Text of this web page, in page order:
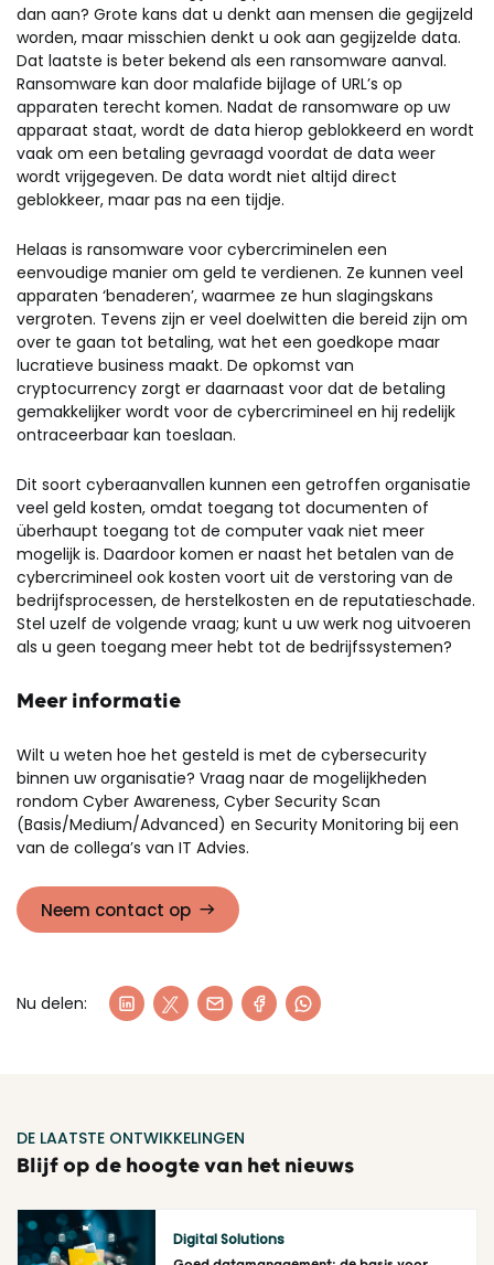
dan aan? Grote kans dat u denkt aan mensen die gegijzeld
worden, maar misschien denkt u ook aan gegijzelde data.
Dat laatste is beter bekend als een ransomware aanval.
Ransomware kan door malafide bijlage of URL’s op
apparaten terecht komen. Nadat de ransomware op uw
apparaat staat, wordt de data hierop geblokkeerd en wordt
vaak om een betaling gevraagd voordat de data weer
wordt vrijgegeven. De data wordt niet altijd direct
geblokkeer, maar pas na een tijdje.
Helaas is ransomware voor cybercriminelen een
eenvoudige manier om geld te verdienen. Ze kunnen veel
apparaten ‘benaderen’, waarmee ze hun slagingskans
vergroten. Tevens zijn er veel doelwitten die bereid zijn om
over te gaan tot betaling, wat het een goedkope maar
lucratieve business maakt. De opkomst van
cryptocurrency zorgt er daarnaast voor dat de betaling
gemakkelijker wordt voor de cybercrimineel en hij redelijk
ontraceerbaar kan toeslaan.
Dit soort cyberaanvallen kunnen een getroffen organisatie
veel geld kosten, omdat toegang tot documenten of
überhaupt toegang tot de computer vaak niet meer
mogelijk is. Daardoor komen er naast het betalen van de
cybercrimineel ook kosten voort uit de verstoring van de
bedrijfsprocessen, de herstelkosten en de reputatieschade.
Stel uzelf de volgende vraag; kunt u uw werk nog uitvoeren
als u geen toegang meer hebt tot de bedrijfssystemen?
Meer informatie
Wilt u weten hoe het gesteld is met de cybersecurity
binnen uw organisatie? Vraag naar de mogelijkheden
rondom Cyber Awareness, Cyber Security Scan
(Basis/Medium/Advanced) en Security Monitoring bij een
van de collega’s van IT Advies.
Neem contact op
Nu delen:
DE LAATSTE ONTWIKKELINGEN
Blijf op de hoogte van het nieuws
Digital Solutions